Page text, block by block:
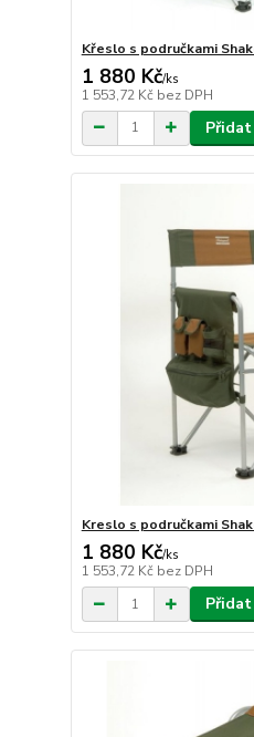
Křeslo s područkami
1 880 Kč/ks
1 553,72 Kč bez DPH
Kreslo s područkami
1 880 Kč/ks
1 553,72 Kč bez DPH